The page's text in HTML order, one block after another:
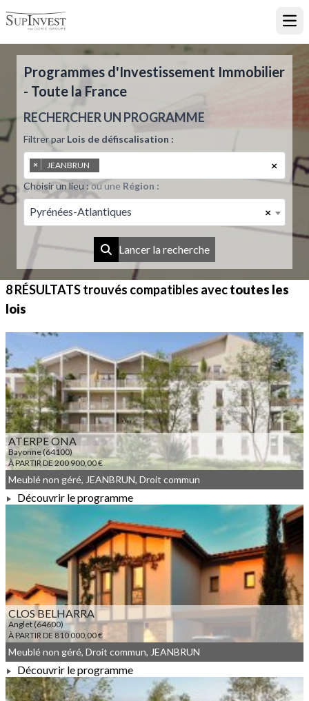
Programmes d'Investissement Immobilier
- Toute la France
RECHERCHER UN PROGRAMME
Filtrer par Lois de défiscalisation :
×
× JEANBRUN
Choisir un lieu :ou une Région :
×
Pyrénées-Atlantiques
Lancer la recherche
8 RÉSULTATStrouvés compatibles avectoutes les
lois
ATERPE ONA
Bayonne (64100)
À PARTIR DE 200 900,00 €
À PARTIR DE 200 900,00 €
Meublé non géré, JEANBRUN, Droit commun
Découvrir le programme
CLOS BELHARRA
Anglet (64600)
À PARTIR DE 810 000,00 €
Meublé non géré, Droit commun, JEANBRUN
Découvrir le programme